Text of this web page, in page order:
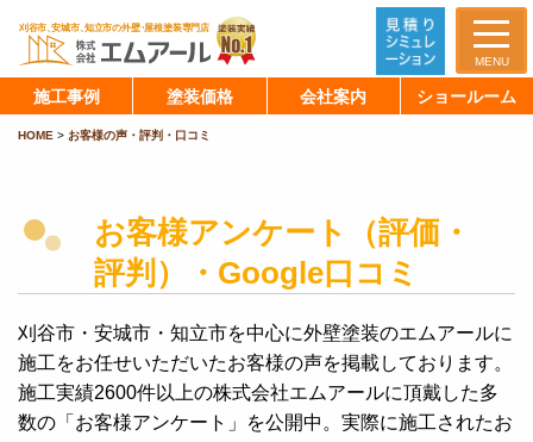
MENU
施工事例 塗装価格 会社案内 ショールーム
HOME > お客様の声・評判・口コミ
お客様アンケート（評価・
評判）・Google口コミ
刈谷市・安城市・知立市を中心に外壁塗装のエムアールに
施工をお任せいただいたお客様の声を掲載しております。
施工実績2600件以上の株式会社エムアールに頂戴した多
数の「お客様アンケート」を公開中。実際に施工されたお